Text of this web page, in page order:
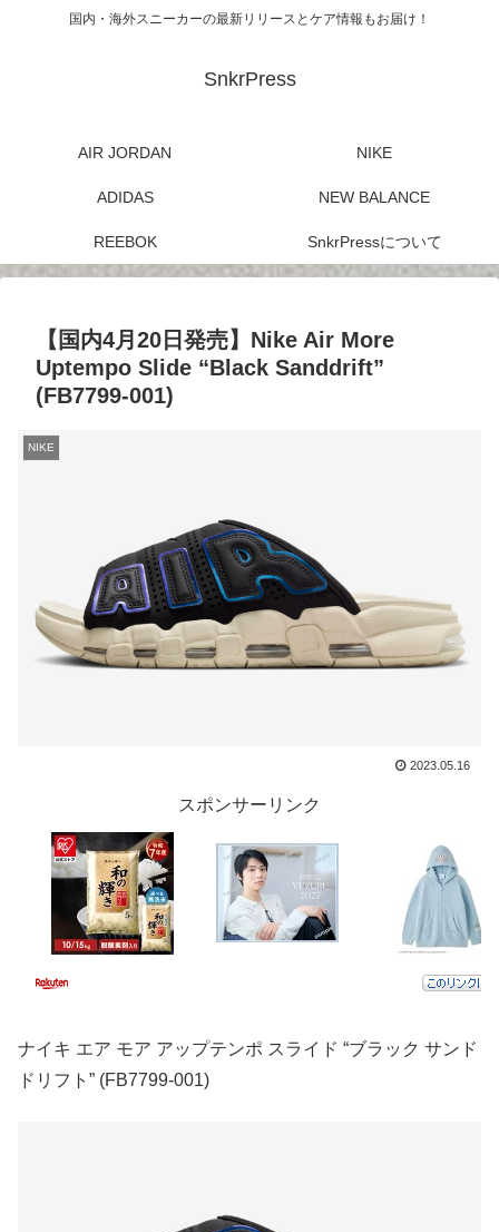
国内・海外スニーカーの最新リリースとケア情報もお届け！
SnkrPress
AIR JORDAN NIKE
ADIDAS NEW BALANCE
REEBOK SnkrPressについて
【国内4月20日発売】Nike Air More
Uptempo Slide “Black Sanddrift”
(FB7799-001)
NIKE
2023.05.16
スポンサーリンク
ナイキ エア モア アップテンポ スライド “ブラック サンド
ドリフト” (FB7799-001)